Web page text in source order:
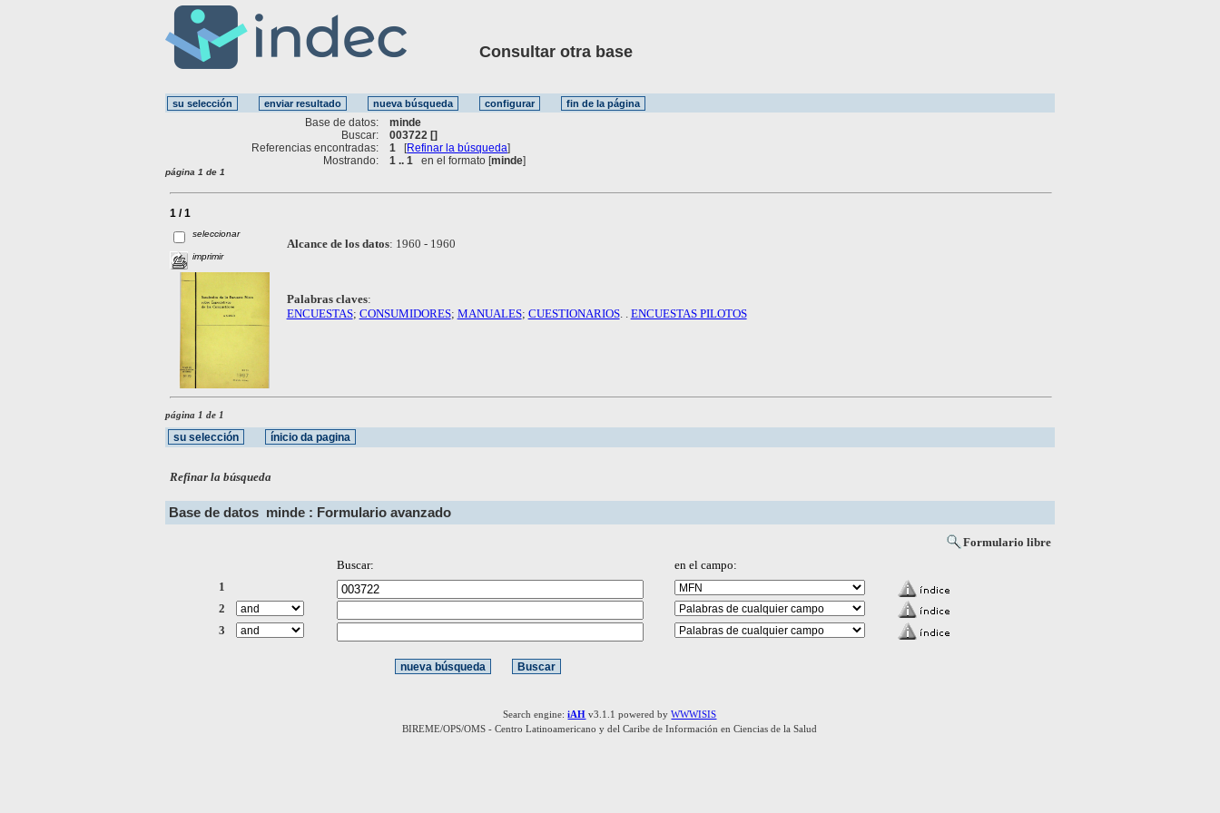
Consultar otra base
Base de datos:
minde
Buscar:
003722 []
Referencias encontradas:
1 [Refinar la búsqueda]
Mostrando:
1 .. 1 en el formato [minde]
página 1 de 1
1 / 1
seleccionar
imprimir
Alcance de los datos: 1960 - 1960
Palabras claves:
ENCUESTAS; CONSUMIDORES; MANUALES; CUESTIONARIOS. . ENCUESTAS PILOTOS
página 1 de 1
Refinar la búsqueda
Base de datos minde : Formulario avanzado
Formulario libre
Buscar:
en el campo:
1
2
3
Search engine:iAH v3.1.1 powered byWWWISIS
BIREME/OPS/OMS - Centro Latinoamericano y del Caribe de Información en Ciencias de la Salud